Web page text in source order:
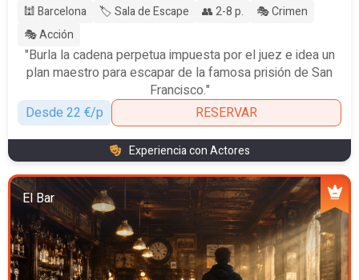
🕍 Barcelona 🏷️ Sala de Escape 👥 2-8 p.
🎭 Crimen
🎭 Acción
"Burla la cadena perpetua impuesta por el juez e idea un
plan maestro para escapar de la famosa prisión de San
Francisco."
Desde 22 €/p
RESERVAR
Experiencia con Actores
El Bar